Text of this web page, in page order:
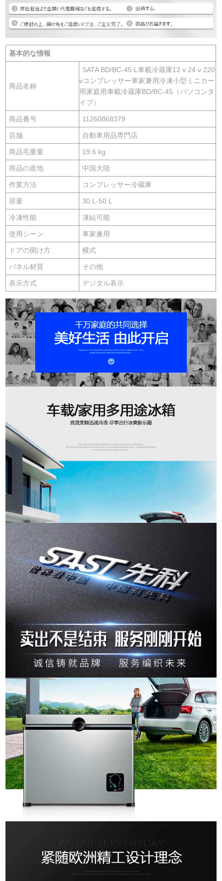
基本的な情報
商品名称
SATA BD/BC-45 L車載冷蔵庫12 v 24 v 220
vコンプレッサー車家兼用冷凍小型ミニカー
用家庭用車載冷蔵庫BD/BC-45（パソコンタ
イプ）
商品番号 11260868379
店舗 自動車用品専門店
商品毛重量 19.6 kg
商品の産地 中国大陸
作業方法 コンプレッサー冷蔵庫
容量 30 L-50 L
冷凍性能 凍結可能
使用シーン 車家兼用
ドアの開け方 横式
パネル材質 その他
表示方式 デジタル表示